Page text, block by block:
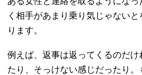
く相手があまり乗り気じゃない
ります。
例えば、返事は返ってくるのだけ
たり、そっけない感じだったり。